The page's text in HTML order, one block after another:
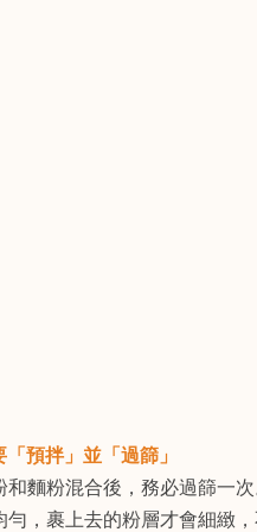
「預拌」並「過篩」
和麵粉混合後，務必過篩一
勻，裹上去的粉層才會細緻